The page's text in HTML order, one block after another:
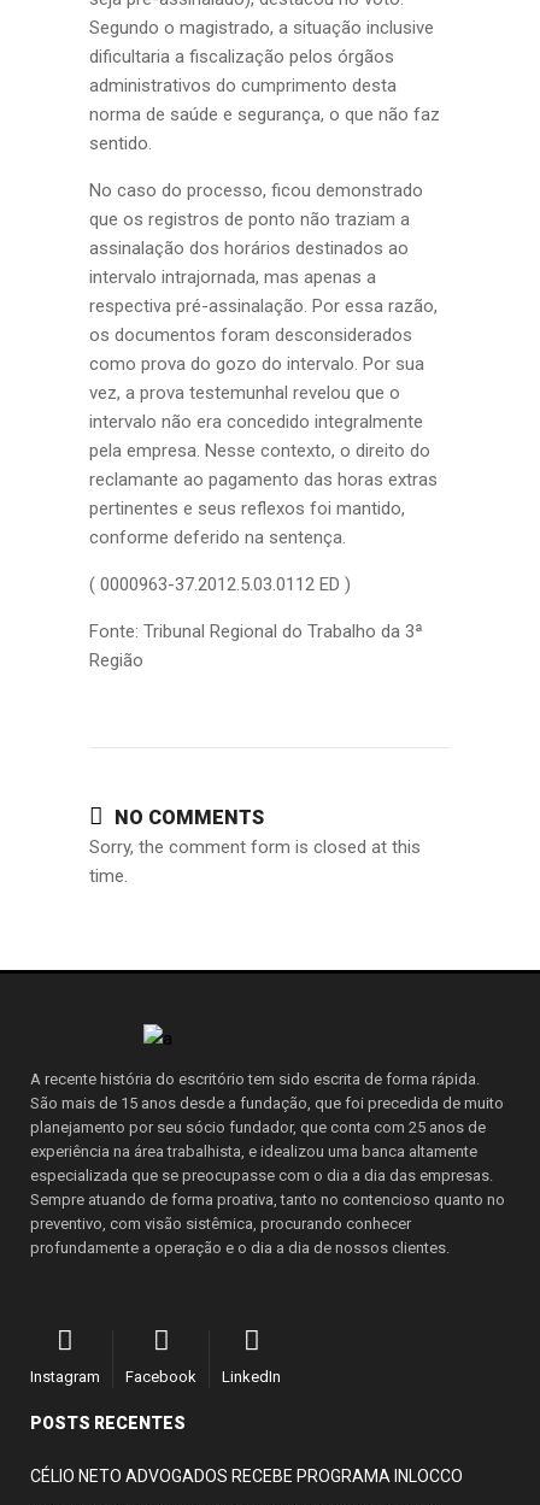
Segundo o magistrado, a situação inclusive
dificultaria a fiscalização pelos órgãos
administrativos do cumprimento desta
norma de saúde e segurança, o que não faz
sentido.
No caso do processo, ficou demonstrado
que os registros de ponto não traziam a
assinalação dos horários destinados ao
intervalo intrajornada, mas apenas a
respectiva pré-assinalação. Por essa razão,
os documentos foram desconsiderados
como prova do gozo do intervalo. Por sua
vez, a prova testemunhal revelou que o
intervalo não era concedido integralmente
pela empresa. Nesse contexto, o direito do
reclamante ao pagamento das horas extras
pertinentes e seus reflexos foi mantido,
conforme deferido na sentença.
( 0000963-37.2012.5.03.0112 ED )
Fonte: Tribunal Regional do Trabalho da 3ª
Região
NO COMMENTS
Sorry, the comment form is closed at this
time.
A recente história do escritório tem sido escrita de forma rápida.
São mais de 15 anos desde a fundação, que foi precedida de muito
planejamento por seu sócio fundador, que conta com 25 anos de
experiência na área trabalhista, e idealizou uma banca altamente
especializada que se preocupasse com o dia a dia das empresas.
Sempre atuando de forma proativa, tanto no contencioso quanto no
preventivo, com visão sistêmica, procurando conhecer
profundamente a operação e o dia a dia de nossos clientes.
Instagram Facebook LinkedIn
POSTS RECENTES
CÉLIO NETO ADVOGADOS RECEBE PROGRAMA INLOCCO